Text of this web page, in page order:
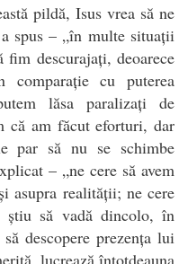
pildă, Isus vrea să ne
spus – „în multe situații
descurajați, deoarece
comparație cu puterea
lăsa paralizați de
că am făcut eforturi, dar
par să nu se schimbe
– „ne cere să avem
asupra realității; ne cere
știu să vadă dincolo, în
descopere prezența lui
lucrează întotdeauna